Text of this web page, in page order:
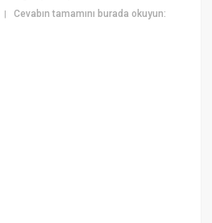
|Cevabın tamamını burada okuyun: